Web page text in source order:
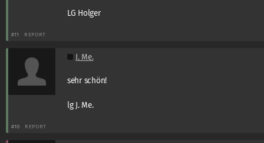
LG Holger
#11 REPORT
J. Me.
sehr schön!
lg J. Me.
#10 REPORT